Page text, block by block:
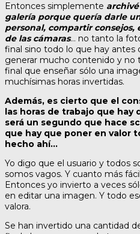
Entonces simplemente
galería porque quería darle
personal, compartir consejos,
de las cámaras… no tanto la
final sino todo lo que hay
generar mucho contenido y no
final que enseñar sólo una
muchísimas horas invertidas.
Además, es cierto que el
las horas de trabajo que hay
será un segundo que hace
que hay que poner en valor
hecho ahí…
Yo digo que el usuario y todos
somos vagos. Y cuanto más
Entonces yo invierto a veces
en editar una imagen. Y todo
valora.
Se han invertido una cantidad